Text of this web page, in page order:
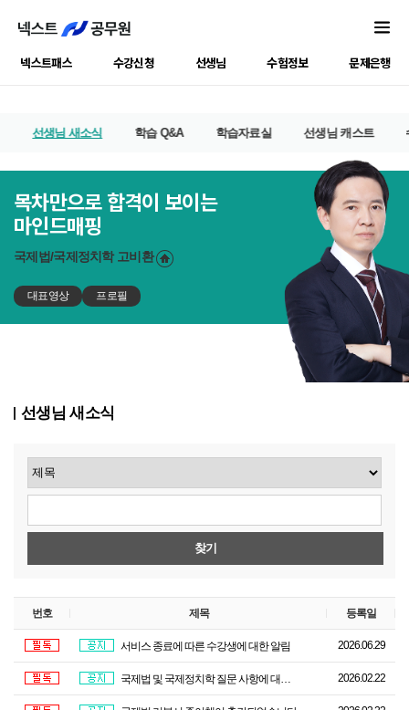
넥스트패스 수강신청 선생님 수험정보 문제은행
선생님 새소식 학습 Q&A 학습자료실 선생님 캐스트
목차만으로 합격이 보이는
마인드매핑
국제법/국제정치학 고비환
대표영상 프로필
선생님 새소식
찾기
번호 제목 등록일
서비스 종료에 따른 수강생에 대한 알림 2026.06.29
국제법 및 국제정치학 질문 사항에 대한 답변 방식 공지 2026.02.22